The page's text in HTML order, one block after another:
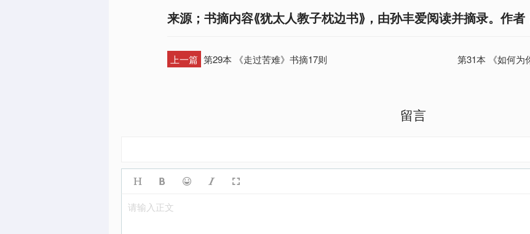
来源；书摘内容⟪犹太人教子枕边书⟫，由孙丰爱阅读并摘录。作者
上一篇 第29本 《走过苦难》书摘17则 第31本 《如何为
留言
请输入正文